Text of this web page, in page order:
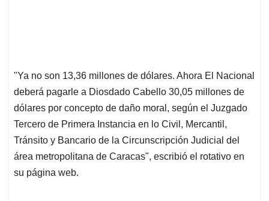
"Ya no son 13,36 millones de dólares. Ahora El Nacional
deberá pagarle a Diosdado Cabello 30,05 millones de
dólares por concepto de daño moral, según el Juzgado
Tercero de Primera Instancia en lo Civil, Mercantil,
Tránsito y Bancario de la Circunscripción Judicial del
área metropolitana de Caracas", escribió el rotativo en
su página web.